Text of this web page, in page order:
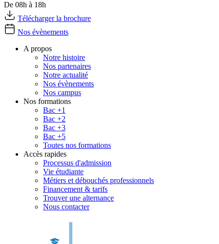
De 08h à 18h
Télécharger la brochure
Nos évènements
A propos
Notre histoire
Nos partenaires
Notre actualité
Nos évènements
Nos campus
Nos formations
Bac +1
Bac +2
Bac +3
Bac +5
Toutes nos formations
Accès rapides
Processus d'admission
Vie étudiante
Métiers et débouchés professionnels
Financement & tarifs
Trouver une alternance
Nous contacter